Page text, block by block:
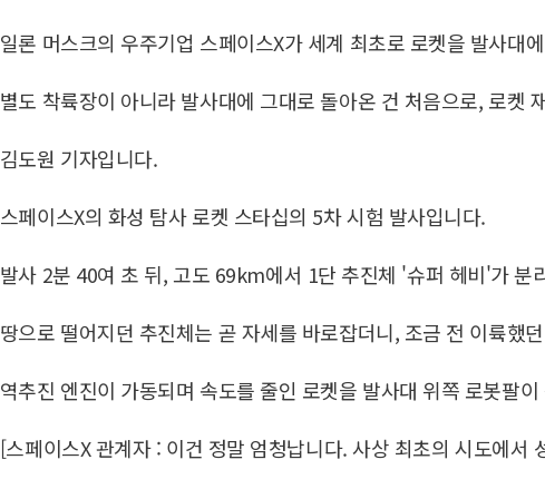
일론 머스크의 우주기업 스페이스X가 세계 최초로 로켓을 발사대
별도 착륙장이 아니라 발사대에 그대로 돌아온 건 처음으로, 로켓
김도원 기자입니다.
스페이스X의 화성 탐사 로켓 스타십의 5차 시험 발사입니다.
발사 2분 40여 초 뒤, 고도 69km에서 1단 추진체 '슈퍼 헤비'가 분
땅으로 떨어지던 추진체는 곧 자세를 바로잡더니, 조금 전 이륙했
역추진 엔진이 가동되며 속도를 줄인 로켓을 발사대 위쪽 로봇팔
[스페이스X 관계자 : 이건 정말 엄청납니다. 사상 최초의 시도에